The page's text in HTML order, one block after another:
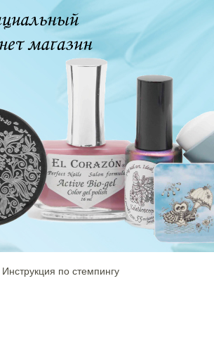
Инструкция по стемпингу